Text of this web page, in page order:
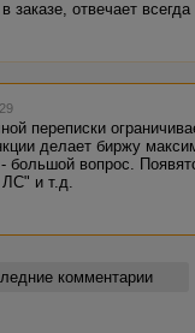
заказе, отвечает
переписки
делает биржу
большой вопрос.
и т.д.
комментарии